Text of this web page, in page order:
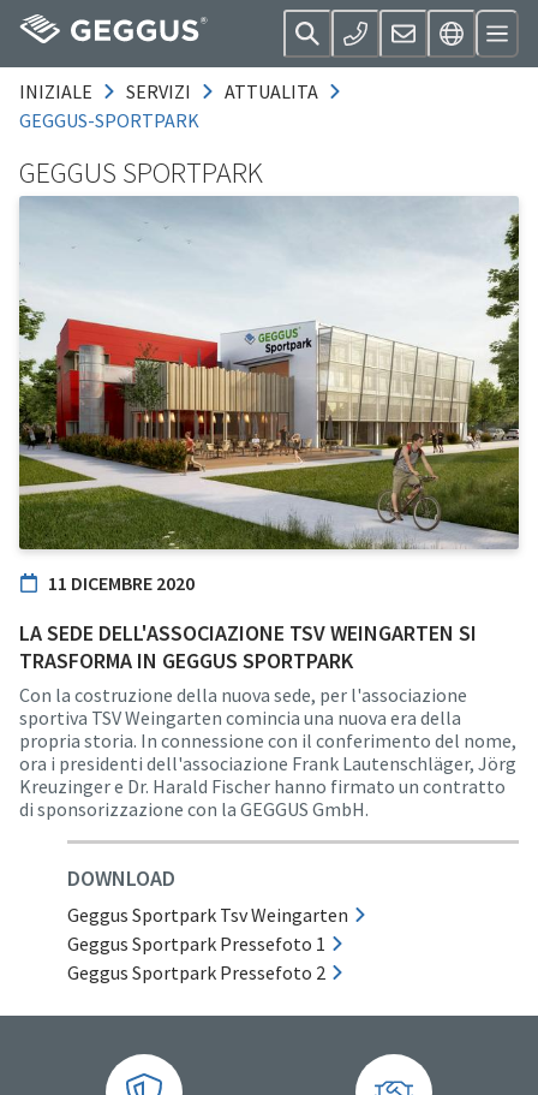
INIZIALE SERVIZI
ATTUALITA
GEGGUS-SPORTPARK
GEGGUS SPORTPARK
11 DICEMBRE 2020
LA SEDE DELL'ASSOCIAZIONE TSV WEINGARTEN SI
TRASFORMA IN GEGGUS SPORTPARK
Con la costruzione della nuova sede, per l'associazione
sportiva TSV Weingarten comincia una nuova era della
propria storia. In connessione con il conferimento del nome,
ora i presidenti dell'associazione Frank Lautenschläger, Jörg
Kreuzinger e Dr. Harald Fischer hanno firmato un contratto
di sponsorizzazione con la GEGGUS GmbH.
DOWNLOAD
Geggus Sportpark Tsv Weingarten
Geggus Sportpark Pressefoto 1
Geggus Sportpark Pressefoto 2